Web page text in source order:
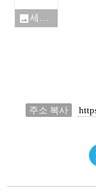
photo세계언론자유 지수 순위_9045737.jpg
주소 복사